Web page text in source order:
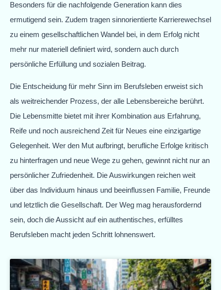
Besonders für die nachfolgende Generation kann dies
ermutigend sein. Zudem tragen sinnorientierte Karrierewechsel
zu einem gesellschaftlichen Wandel bei, in dem Erfolg nicht
mehr nur materiell definiert wird, sondern auch durch
persönliche Erfüllung und sozialen Beitrag.
Die Entscheidung für mehr Sinn im Berufsleben erweist sich
als weitreichender Prozess, der alle Lebensbereiche berührt.
Die Lebensmitte bietet mit ihrer Kombination aus Erfahrung,
Reife und noch ausreichend Zeit für Neues eine einzigartige
Gelegenheit. Wer den Mut aufbringt, berufliche Erfolge kritisch
zu hinterfragen und neue Wege zu gehen, gewinnt nicht nur an
persönlicher Zufriedenheit. Die Auswirkungen reichen weit
über das Individuum hinaus und beeinflussen Familie, Freunde
und letztlich die Gesellschaft. Der Weg mag herausfordernd
sein, doch die Aussicht auf ein authentisches, erfülltes
Berufsleben macht jeden Schritt lohnenswert.